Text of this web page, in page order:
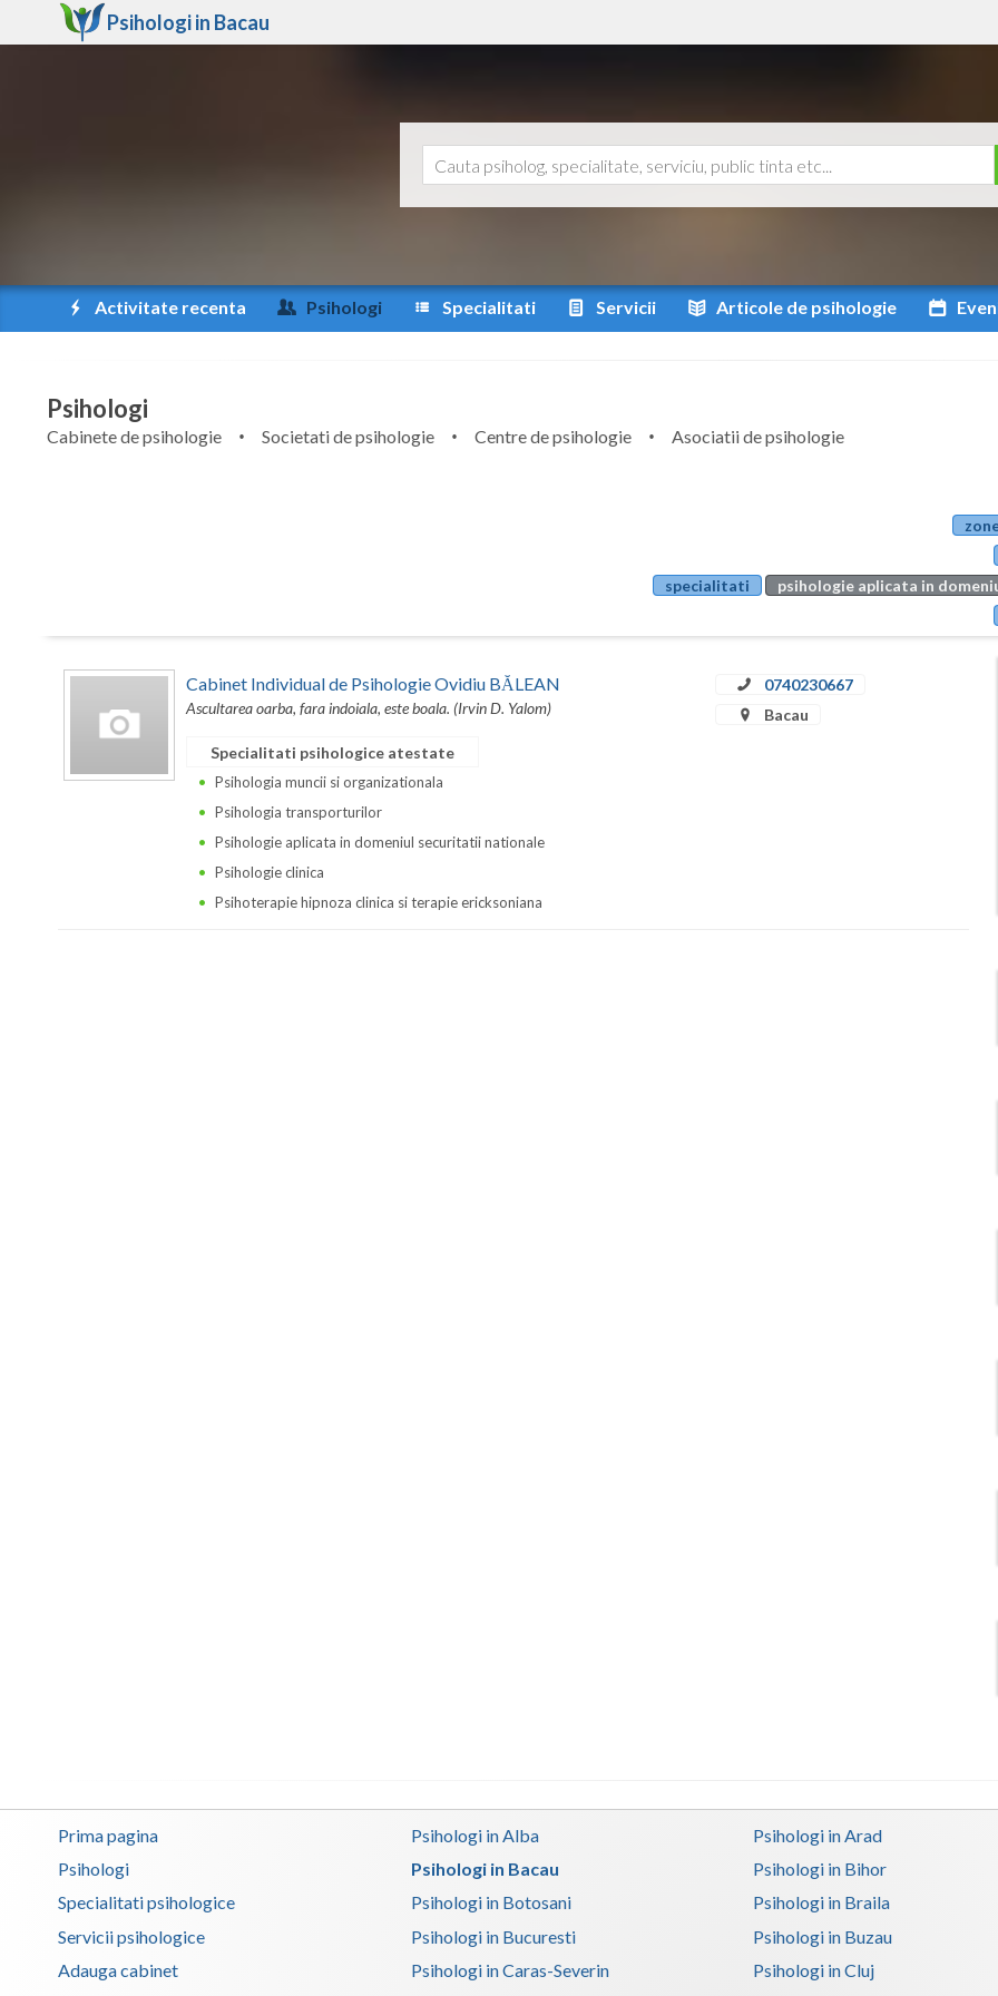
Psihologi in Bacau
Activitate recenta Psihologi Specialitati Servicii Articole de psihologie
Psihologi
Cabinete de psihologie Societati de psihologie Centre de psihologie
Asociatii de psihologie
specialitati
psihologie aplicata in
Cabinet Individual de Psihologie Ovidiu BĂLEAN
Ascultarea oarba, fara indoiala, este boala. (Irvin D. Yalom)
0740230667
Bacau
Specialitati psihologice atestate
Psihologia muncii si organizationala
Psihologia transporturilor
Psihologie aplicata in domeniul securitatii nationale
Psihologie clinica
Psihoterapie hipnoza clinica si terapie ericksoniana
Prima pagina
Psihologi
Specialitati psihologice
Servicii psihologice
Adauga cabinet
Psihologi in Alba Psihologi in Arad
Psihologi in Bacau
Psihologi in Bihor
Psihologi in Botosani
Psihologi in Braila
Psihologi in Bucuresti
Psihologi in Buzau
Psihologi in Caras-Severin
Psihologi in Cluj